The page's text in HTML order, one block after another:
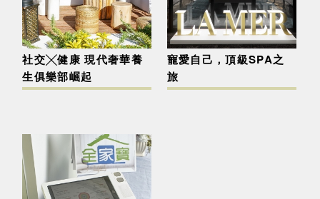
社交╳健康 現代奢華養
生俱樂部崛起
寵愛自己，頂級SPA之
旅